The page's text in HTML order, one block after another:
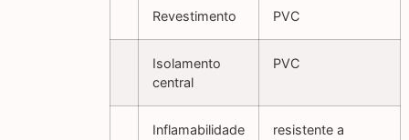
Revestimento PVC
Isolamento
central
PVC
Inflamabilidade
resistente a